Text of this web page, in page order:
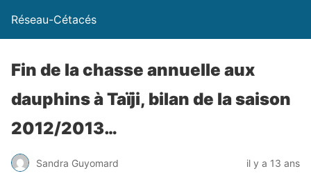
Réseau-Cétacés
Fin de la chasse annuelle aux
dauphins à Taïji, bilan de la saison
2012/2013…
Sandra Guyomard il y a 13 ans